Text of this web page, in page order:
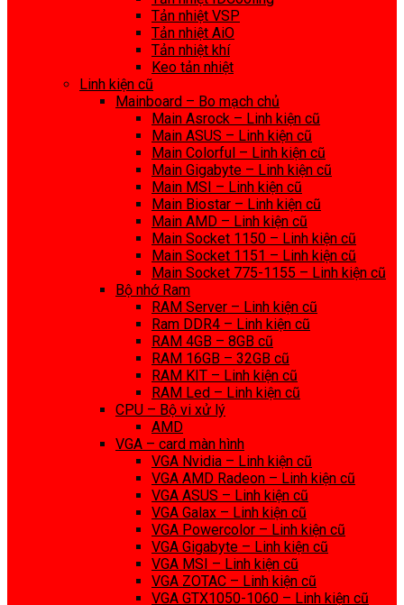
Tản nhiệt VSP
Tản nhiệt AiO
Tản nhiệt khí
Keo tản nhiệt
Linh kiện cũ
Mainboard – Bo mạch chủ
Main Asrock – Linh kiện cũ
Main ASUS – Linh kiện cũ
Main Colorful – Linh kiện cũ
Main Gigabyte – Linh kiện cũ
Main MSI – Linh kiện cũ
Main Biostar – Linh kiện cũ
Main AMD – Linh kiện cũ
Main Socket 1150 – Linh kiện cũ
Main Socket 1151 – Linh kiện cũ
Main Socket 775-1155 – Linh kiện cũ
Bộ nhớ Ram
RAM Server – Linh kiện cũ
Ram DDR4 – Linh kiện cũ
RAM 4GB – 8GB cũ
RAM 16GB – 32GB cũ
RAM KIT – Linh kiện cũ
RAM Led – Linh kiện cũ
CPU – Bộ vi xử lý
AMD
VGA – card màn hình
VGA Nvidia – Linh kiện cũ
VGA AMD Radeon – Linh kiện cũ
VGA ASUS – Linh kiện cũ
VGA Galax – Linh kiện cũ
VGA Powercolor – Linh kiện cũ
VGA Gigabyte – Linh kiện cũ
VGA MSI – Linh kiện cũ
VGA ZOTAC – Linh kiện cũ
VGA GTX1050-1060 – Linh kiện cũ